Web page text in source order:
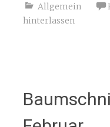
Allgemein
hinterlassen